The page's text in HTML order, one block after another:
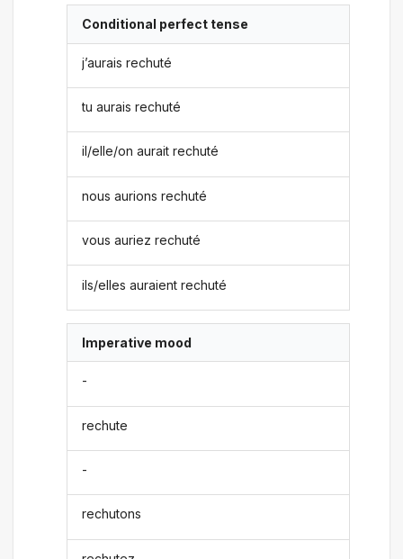
Conditional perfect tense
j’aurais rechuté
tu aurais rechuté
il/elle/on aurait rechuté
nous aurions rechuté
vous auriez rechuté
ils/elles auraient rechuté
Imperative mood
-
rechute
-
rechutons